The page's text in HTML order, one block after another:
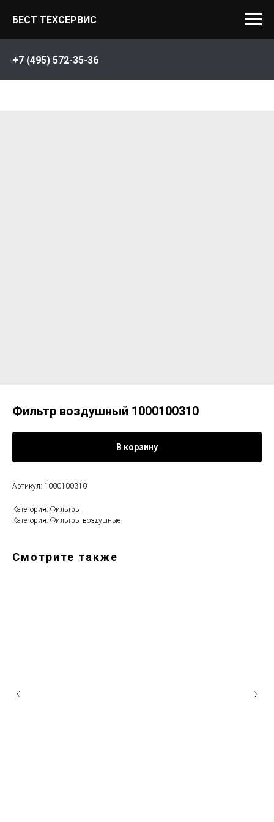
БЕСТ ТЕХСЕРВИС
+7 (495) 572-35-36
Фильтр воздушный 1000100310
В корзину
Артикул: 1000100310
Категория: Фильтры
Категория: Фильтры воздушные
Смотрите также